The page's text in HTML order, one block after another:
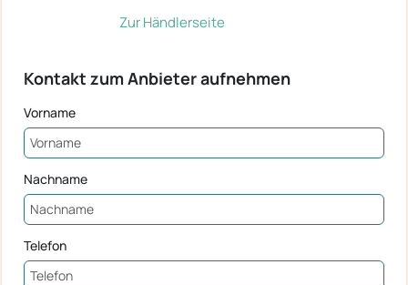
Zur Händlerseite
Kontakt zum Anbieter aufnehmen
Vorname
Nachname
Telefon